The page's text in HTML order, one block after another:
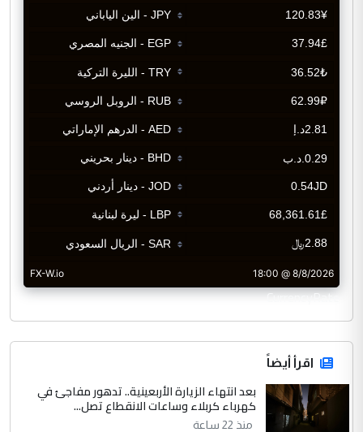
CurrencyRate
اقرأ أيضاً
بعد انتهاء الزيارة الأربعينية.. تدهور مفاجئ في
كهرباء كربلاء وساعات الانقطاع تصل...
منذ 22 ساعة